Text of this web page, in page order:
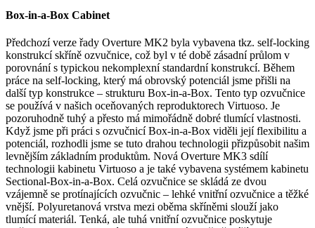
Box-in-a-Box Cabinet
Předchozí verze řady Overture MK2 byla vybavena tkz. self-locking
konstrukcí skříně ozvučnice, což byl v té době zásadní průlom v
porovnání s typickou nekomplexní standardní konstrukcí. Během
práce na self-locking, který má obrovský potenciál jsme přišli na
další typ konstrukce – strukturu Box-in-a-Box. Tento typ ozvučnice
se používá v našich oceňovaných reproduktorech Virtuoso. Je
pozoruhodně tuhý a přesto má mimořádně dobré tlumící vlastnosti.
Když jsme při práci s ozvučnicí Box-in-a-Box viděli její flexibilitu a
potenciál, rozhodli jsme se tuto drahou technologii přizpůsobit našim
levnějším základním produktům. Nová Overture MK3 sdílí
technologii kabinetu Virtuoso a je také vybavena systémem kabinetu
Sectional-Box-in-a-Box. Celá ozvučnice se skládá ze dvou
vzájemně se protínajících ozvučnic – lehké vnitřní ozvučnice a těžké
vnější. Polyuretanová vrstva mezi oběma skříněmi slouží jako
tlumící materiál. Tenká, ale tuhá vnitřní ozvučnice poskytuje